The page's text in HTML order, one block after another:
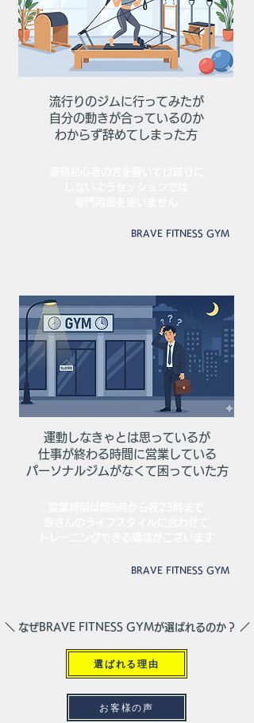
流行りのジムに行ってみたが
自分の動きが合っているのか​
わからず辞めてしまった方
​BRAVE FITNESS GYM
運動しなきゃとは思っているが
仕事が終わる時間に営業している
パーソナルジムがなくて困っていた方
​BRAVE FITNESS GYM
＼ なぜBRAVE FITNESS GYMが選ばれるのか？ ／
選ばれる理由
お客様の声